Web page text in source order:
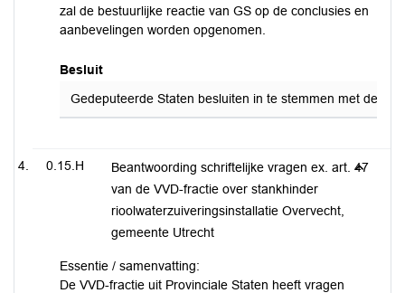
zal de bestuurlijke reactie van GS op de conclusies en
aanbevelingen worden opgenomen.
Besluit
Gedeputeerde Staten besluiten in te stemmen met de
0.15.H
Beantwoording schriftelijke vragen ex. art. 47
van de VVD-fractie over stankhinder
rioolwaterzuiveringsinstallatie Overvecht,
gemeente Utrecht
Essentie / samenvatting:
De VVD-fractie uit Provinciale Staten heeft vragen